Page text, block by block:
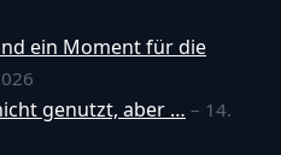
ein Moment für die
genutzt, aber … – 14.